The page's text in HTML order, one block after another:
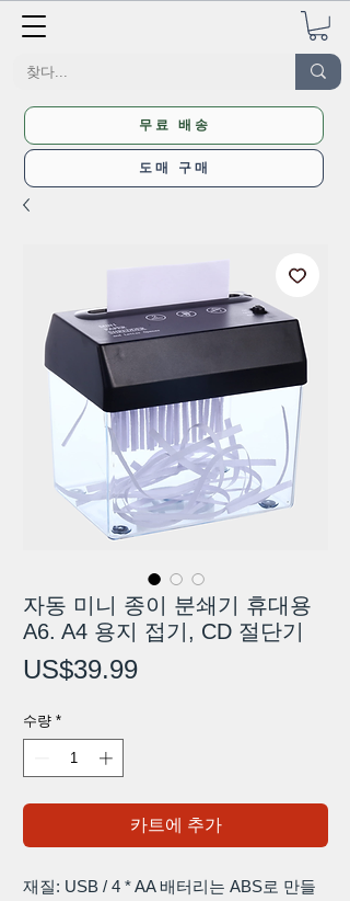
무료 배송
도매 구매
자동 미니 종이 분쇄기 휴대용
A6. A4 용지 접기, CD 절단기
US$39.99가
수량 *
카트에 추가
재질: USB / 4 * AA 배터리는 ABS로 만들